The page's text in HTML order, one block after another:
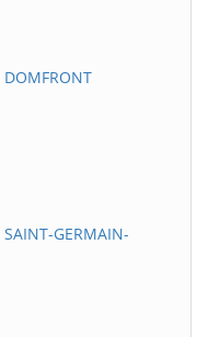
GERMAIN-